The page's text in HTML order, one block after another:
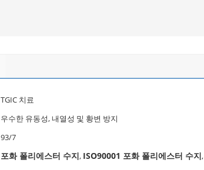
TGIC 치료
우수한 유동성, 내열성 및 황변 방지
93/7
포화 폴리에스터 수지, ISO90001 포화 폴리에스터 수지,